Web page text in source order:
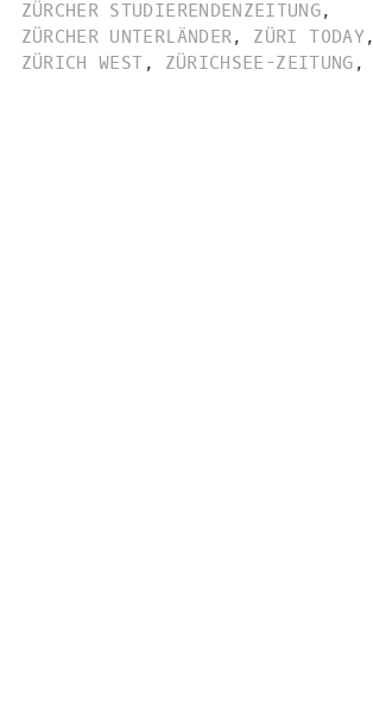
ZÜRCHER STUDIERENDENZEITUNG,
ZÜRCHER UNTERLÄNDER, ZÜRI TODAY,
ZÜRICH WEST , ZÜRICHSEE-ZEITUNG ,